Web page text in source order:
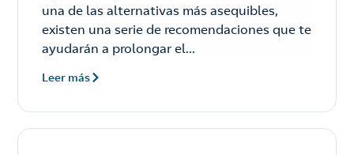
una de las alternativas más asequibles,
existen una serie de recomendaciones que te
ayudarán a prolongar el...
Leer más